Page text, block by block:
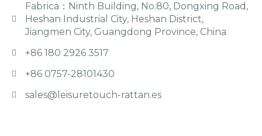
Fabrica：Ninth Building, No.80, Dongxing Road,
Heshan Industrial City, Heshan District,
Jiangmen City, Guangdong Province, China
+86 180 2926 3517
+86 0757-28101430
sales@leisuretouch-rattan.es